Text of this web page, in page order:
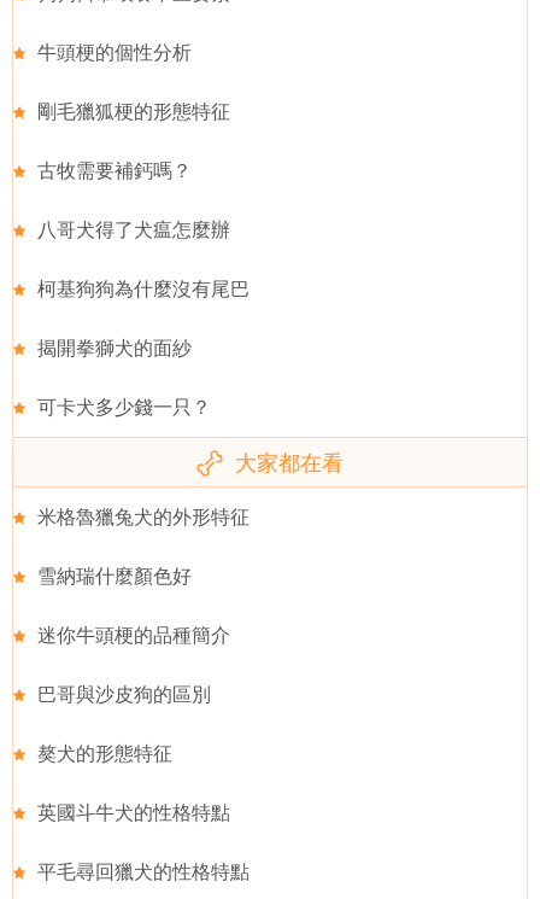
牛頭梗的個性分析
剛毛獵狐梗的形態特征
古牧需要補鈣嗎？
八哥犬得了犬瘟怎麼辦
柯基狗狗為什麼沒有尾巴
揭開拳獅犬的面紗
可卡犬多少錢一只？
大家都在看
米格魯獵兔犬的外形特征
雪納瑞什麼顏色好
迷你牛頭梗的品種簡介
巴哥與沙皮狗的區別
獒犬的形態特征
英國斗牛犬的性格特點
平毛尋回獵犬的性格特點